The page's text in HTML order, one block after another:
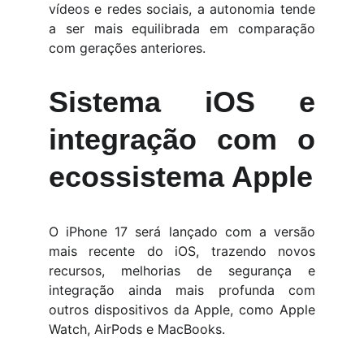
vídeos e redes sociais, a autonomia tende
a ser mais equilibrada em comparação
com gerações anteriores.
Sistema iOS e
integração com o
ecossistema Apple
O iPhone 17 será lançado com a versão
mais recente do iOS, trazendo novos
recursos, melhorias de segurança e
integração ainda mais profunda com
outros dispositivos da Apple, como Apple
Watch, AirPods e MacBooks.